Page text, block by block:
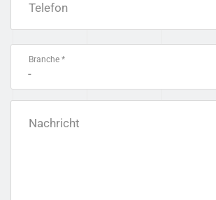
Telefon
Branche *
-
Nachricht